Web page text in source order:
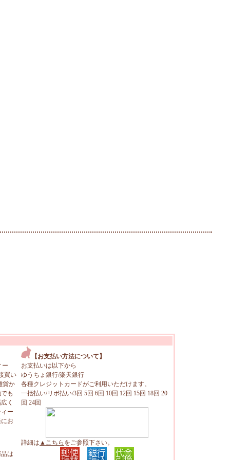
ー
買い
貨か
も
く
ー
お
は
【お支払い方法について】
お支払いは以下から
ゆうちょ銀行/楽天銀行
各種クレジットカードがご利用いただけます。
一括払い/リボ払い/3回 5回 6回 10回 12回 15回 18回 20
回 24回
詳細は ▲こちら をご参照下さい。